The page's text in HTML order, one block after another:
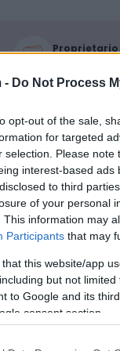
- Do Not Process
opt-out of the sale,
for targeted
selection. Please
interest-based
to third
of your personal
This information may
Participants that may
that this website/app
but not
to Google and its
consent section.
Proprietario
Standard
Anni
0
CRU
Uvaggio
Cabernet
60.0%, Merlot
Carmenere
servizio